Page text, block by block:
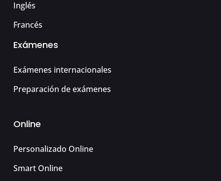
Inglés
Francés
Exámenes
Exámenes internacionales
Preparación de exámenes
Online
Personalizado Online
Smart Online